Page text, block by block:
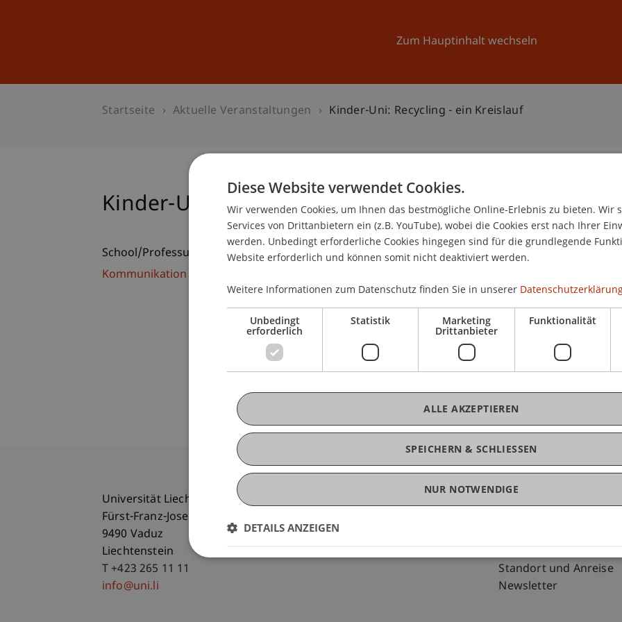
Zum Hauptinhalt wechseln
Universität Aktuelles
Startseite Aktuelle Veranstaltungen Kinder-Uni: Recycling - ein Kreislauf
Kinder-Uni: Recycling - ein Kreislauf
School/Professur:
Kommunikation und Marketing
Jun
Universität Liechtenstein
Fürst-Franz-Josef-Strasse
9490 Vaduz
Liechtenstein
T +423 265 11 11
info@uni.li
Fußzeile Rechtliche Hinweise
Disclaimer
Fußzeile
Standort und Anreise
Newsletter
Diese Website verwendet Cookies.
Wir verwenden Cookies, um Ihnen das bestmögliche Online-Erlebnis zu bieten. Wir
Services von Drittanbietern ein (z.B. YouTube), wobei die Cookies erst nach Ihrer
werden. Unbedingt erforderliche Cookies hingegen sind für die grundlegende
Website erforderlich und können somit nicht deaktiviert werden.
Weitere Informationen zum Datenschutz finden Sie in unserer
Unbedingt
erforderlich
Statistik Marketing
Drittanbieter
Funktionalität
SPEICHERN & SCHLIESSEN
ALLE AKZEPTIEREN
NUR NOTWENDIGE
DETAILS ANZEIGEN